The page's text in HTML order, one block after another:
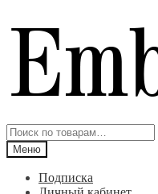
к
навигации
к
содержимому
Искать:
Меню
Подписка